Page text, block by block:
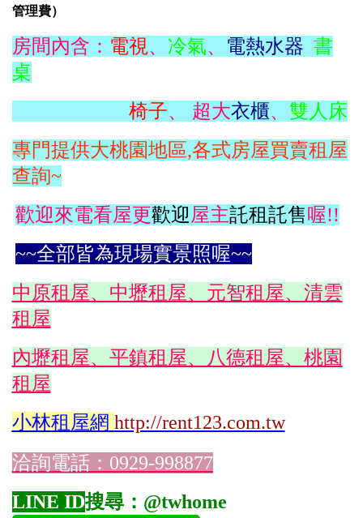
管理費）
房間內含： 電視、 冷氣、 電熱水器 書
桌
椅子、 超大衣櫃、 雙人床
專門提供大桃園地區,各式房屋買賣租屋
查詢~
歡迎來電看屋更歡迎屋主託租託售喔!!
~~全部皆為現場實景照喔~~
中原租屋、中壢租屋、元智租屋、清雲
租屋
內壢租屋、平鎮租屋、八德租屋、桃園
租屋
小林租屋網 http://rent123.com.tw
洽詢電話：0929-998877
LINE ID搜尋：@twhome